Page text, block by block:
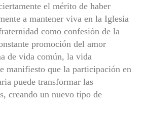
el mérito de haber
a mantener viva en la Iglesia
como confesión de la
promoción del amor
de vida común, la vida
manifiesto que la participación en
puede transformar las
creando un nuevo tipo de